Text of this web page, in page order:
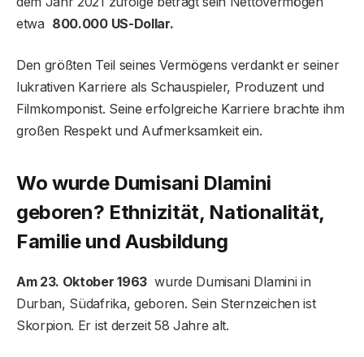
etwa 800.000 US-Dollar.
Den größten Teil seines Vermögens verdankt er seiner
lukrativen Karriere als Schauspieler, Produzent und
Filmkomponist. Seine erfolgreiche Karriere brachte ihm
großen Respekt und Aufmerksamkeit ein.
Wo wurde Dumisani Dlamini
geboren? Ethnizität, Nationalität,
Familie und Ausbildung
Am 23. Oktober 1963wurde Dumisani Dlamini in
Durban, Südafrika, geboren. Sein Sternzeichen ist
Skorpion. Er ist derzeit 58 Jahre alt.